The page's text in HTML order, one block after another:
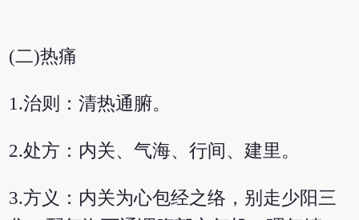
(二)热痛
1.治则：清热通腑。
2.处方：内关、气海、行间、建里。
3.方义：内关为心包经之络，别走少阳三